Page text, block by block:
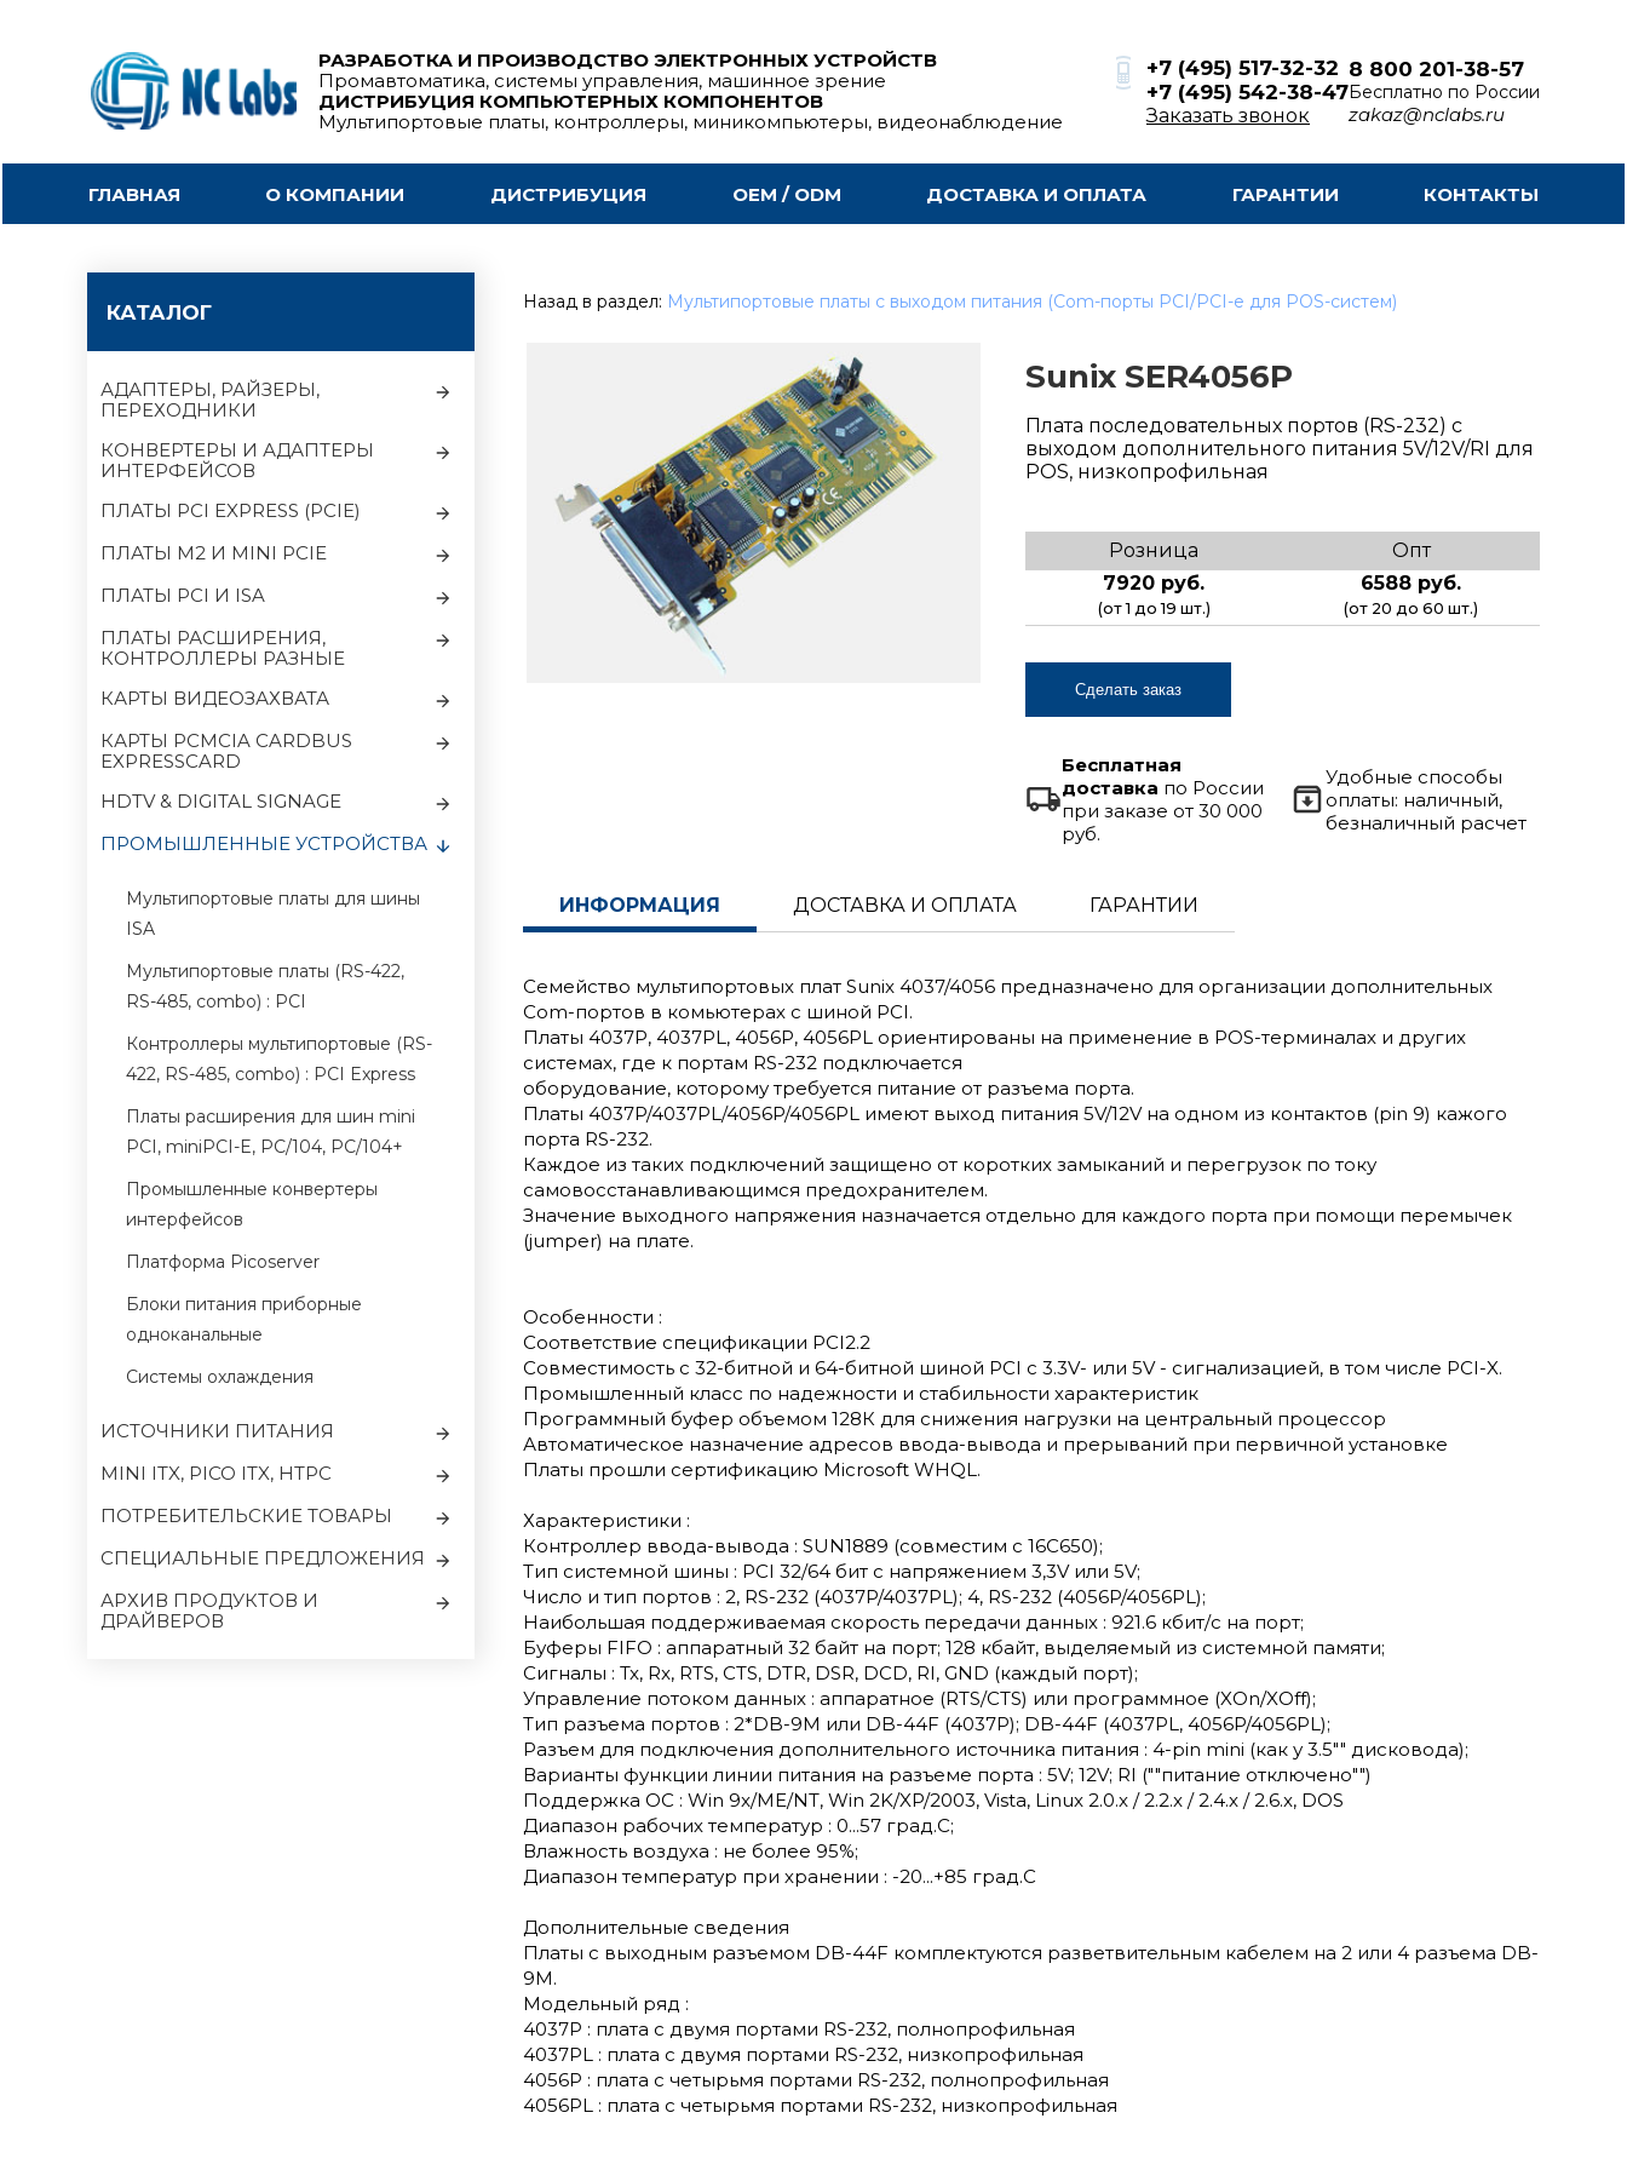
РАЗРАБОТКА И ПРОИЗВОДСТВО ЭЛЕКТРОННЫХ УСТРОЙСТВ
Промавтоматика, системы управления, машинное зрение
ДИСТРИБУЦИЯ КОМПЬЮТЕРНЫХ КОМПОНЕНТОВ
Мультипортовые платы, контроллеры, миникомпьютеры, видеонаблюдение
+7 (495) 517-32-32
+7 (495) 542-38-47
Заказать звонок
8 800 201-38-57
Бесплатно по России
zakaz@nclabs.ru
ГЛАВНАЯ О КОМПАНИИ ДИСТРИБУЦИЯ OEM / ODM ДОСТАВКА И ОПЛАТА ГАРАНТИИ КОНТАКТЫ
КАТАЛОГ
АДАПТЕРЫ, РАЙЗЕРЫ,
ПЕРЕХОДНИКИ
КОНВЕРТЕРЫ И АДАПТЕРЫ
ИНТЕРФЕЙСОВ
ПЛАТЫ PCI EXPRESS (PCIE)
ПЛАТЫ M2 И MINI PCIE
ПЛАТЫ PCI И ISA
ПЛАТЫ РАСШИРЕНИЯ,
КОНТРОЛЛЕРЫ РАЗНЫЕ
КАРТЫ ВИДЕОЗАХВАТА
КАРТЫ PCMCIA CARDBUS
EXPRESSCARD
HDTV & DIGITAL SIGNAGE
ПРОМЫШЛЕННЫЕ УСТРОЙСТВА
Мультипортовые платы для шины
ISA
Мультипортовые платы (RS-422,
RS-485, combo) : PCI
Контроллеры мультипортовые (RS-
422, RS-485, combo) : PCI Express
Платы расширения для шин mini
PCI, miniPCI-E, PC/104, PC/104+
Промышленные конвертеры
интерфейсов
Платформа Picoserver
Блоки питания приборные
одноканальные
Системы охлаждения
ИСТОЧНИКИ ПИТАНИЯ
MINI ITX, PICO ITX, HTPC
ПОТРЕБИТЕЛЬСКИЕ ТОВАРЫ
CПЕЦИАЛЬНЫЕ ПРЕДЛОЖЕНИЯ
АРХИВ ПРОДУКТОВ И
ДРАЙВЕРОВ
Назад в раздел: Мультипортовые платы c выходом питания (Com-порты PCI/PCI-e для POS-систем)
Sunix SER4056P
Плата последовательных портов (RS-232) с
выходом дополнительного питания 5V/12V/RI для
POS, низкопрофильная
Розница
Опт
7920 руб.
(от 1 до 19 шт.)
6588 руб.
(от 20 до 60 шт.)
Сделать заказ
Бесплатная
доставка по России
при заказе от 30 000
руб.
Удобные способы
оплаты: наличный,
безналичный расчет
ИНФОРМАЦИЯ ДОСТАВКА И ОПЛАТА ГАРАНТИИ
Семейство мультипортовых плат Sunix 4037/4056 предназначено для организации дополнительных
Com-портов в комьютерах с шиной PCI.
Платы 4037P, 4037PL, 4056P, 4056PL ориентированы на применение в POS-терминалах и других
системах, где к портам RS-232 подключается
оборудование, которому требуется питание от разъема порта.
Платы 4037P/4037PL/4056P/4056PL имеют выход питания 5V/12V на одном из контактов (pin 9) кажого
порта RS-232.
Каждое из таких подключений защищено от коротких замыканий и перегрузок по току
самовосстанавливающимся предохранителем.
Значение выходного напряжения назначается отдельно для каждого порта при помощи перемычек
(jumper) на плате.
Особенности :
Cоответствие спецификации PCI2.2
Cовместимость с 32-битной и 64-битной шиной PCI c 3.3V- или 5V - сигнализацией, в том числе PCI-X.
Промышленный класс по надежности и стабильности характеристик
Программный буфер объемом 128К для снижения нагрузки на центральный процессор
Автоматическое назначение адресов ввода-вывода и прерываний при первичной установке
Платы прошли сертификацию Microsoft WHQL.
Характеристики :
Контроллер ввода-вывода : SUN1889 (совместим с 16C650);
Тип системной шины : PCI 32/64 бит с напряжением 3,3V или 5V;
Число и тип портов : 2, RS-232 (4037P/4037PL); 4, RS-232 (4056P/4056PL);
Наибольшая поддерживаемая скорость передачи данных : 921.6 кбит/с на порт;
Буферы FIFO : аппаратный 32 байт на порт; 128 кбайт, выделяемый из системной памяти;
Сигналы : Tx, Rx, RTS, CTS, DTR, DSR, DCD, RI, GND (каждый порт);
Управление потоком данных : аппаратное (RTS/CTS) или программное (XOn/XOff);
Тип разъема портов : 2*DB-9M или DB-44F (4037P); DB-44F (4037PL, 4056P/4056PL);
Разъем для подключения дополнительного источника питания : 4-pin mini (как у 3.5"" дисковода);
Варианты функции линии питания на разъеме порта : 5V; 12V; RI (""питание отключено"")
Поддержка ОС : Win 9x/ME/NT, Win 2K/XP/2003, Vista, Linux 2.0.x / 2.2.x / 2.4.x / 2.6.x, DOS
Диапазон рабочих температур : 0...57 град.С;
Влажность воздуха : не более 95%;
Диапазон температур при хранении : -20...+85 град.С
Дополнительные сведения
Платы с выходным разъемом DB-44F комплектуются разветвительным кабелем на 2 или 4 разъема DB-
9M.
Модельный ряд :
4037P : плата с двумя портами RS-232, полнопрофильная
4037PL : плата с двумя портами RS-232, низкопрофильная
4056P : плата с четырьмя портами RS-232, полнопрофильная
4056PL : плата с четырьмя портами RS-232, низкопрофильная